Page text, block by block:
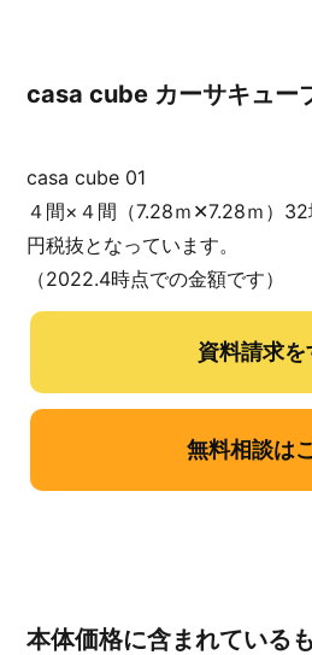
casa cube カーサキュー
casa cube 01
４間×４間（7.28ｍ✕7.28ｍ）
円税抜となっています。
（2022.4時点での金額です）
資料請求を
無料相談は
本体価格に含まれている